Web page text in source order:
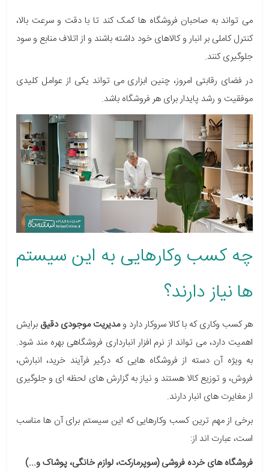
می تواند به صاحبان فروشگاه ها کمک کند تا با دقت و سرعت بالا،
کنترل کاملی بر انبار و کالاهای خود داشته باشند و از اتلاف منابع و سود
جلوگیری کنند.
در فضای رقابتی امروز، چنین ابزاری می تواند یکی از عوامل کلیدی
موفقیت و رشد پایدار برای هر فروشگاه باشد.
چه کسب وکارهایی به این سیستم
ها نیاز دارند؟
هر کسب وکاری که با کالا سروکار دارد ومدیریت موجودی دقیق برایش
اهمیت دارد، می تواند از نرم افزار انبارداری فروشگاهی بهره مند شود.
به ویژه آن دسته از فروشگاه هایی که درگیر فرآیند خرید، انبارش،
فروش، و توزیع کالا هستند و نیاز به گزارش های لحظه ای و جلوگیری
از مغایرت های انبار دارند.
برخی از مهم ترین کسب وکارهایی که این سیستم برای آن ها مناسب
است، عبارت اند از:
فروشگاه های خرده فروشی (سوپرمارکت، لوازم خانگی، پوشاک و...)